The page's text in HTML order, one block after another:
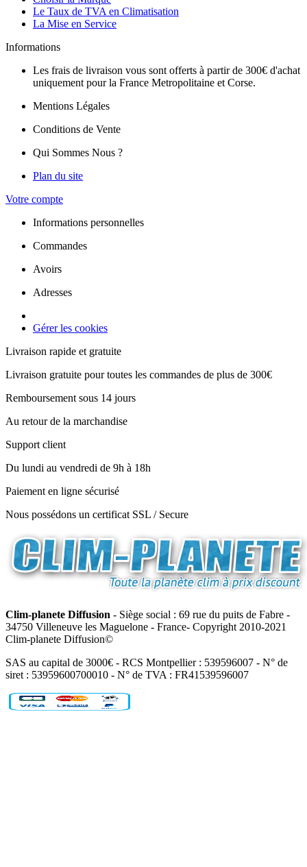
Le Taux de TVA en Climatisation
La Mise en Service
Informations
Les frais de livraison vous sont offerts à partir de 300€ d'achat
uniquement pour la France Metropolitaine et Corse.
Mentions Légales
Conditions de Vente
Qui Sommes Nous ?
Plan du site
Votre compte
Informations personnelles
Commandes
Avoirs
Adresses
Gérer les cookies
Livraison rapide et gratuite
Livraison gratuite pour toutes les commandes de plus de 300€
Remboursement sous 14 jours
Au retour de la marchandise
Support client
Du lundi au vendredi de 9h à 18h
Paiement en ligne sécurisé
Nous possédons un certificat SSL / Secure
Clim-planete Diffusion - Siège social : 69 rue du puits de Fabre -
34750 Villeneuve les Maguelone - France- Copyright 2010-2021
Clim-planete Diffusion©
SAS au capital de 3000€ - RCS Montpellier : 539596007 - N° de
siret : 53959600700010 - N° de TVA : FR41539596007